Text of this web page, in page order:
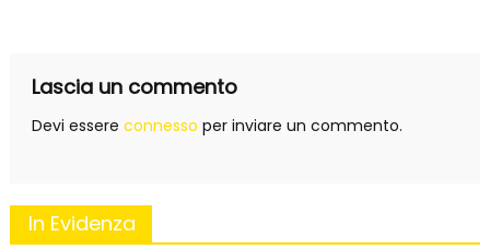
Lascia un commento
Devi essere connesso per inviare un commento.
In Evidenza